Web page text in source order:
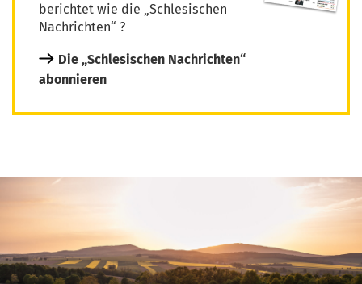
berichtet wie die „Schlesischen
Nachrichten“ ?
Die „Schlesischen Nachrichten“
abonnieren